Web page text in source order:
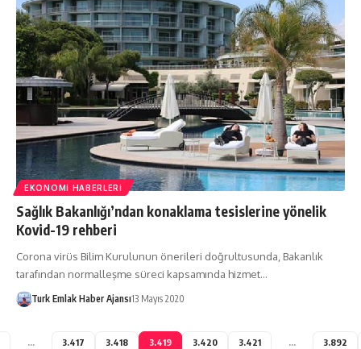
EKONOMI HABERLERI
Sağlık Bakanlığı’ndan konaklama tesislerine yönelik
Kovid-19 rehberi
Corona virüs Bilim Kurulunun önerileri doğrultusunda, Bakanlık
tarafından normalleşme süreci kapsamında hizmet…
Turk Emlak Haber Ajansı13 Mayıs 2020
… 3.417 3.418 3.419 3.420 3.421 … 3.892